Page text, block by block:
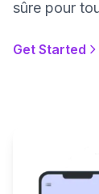
sûre pour
Get Started